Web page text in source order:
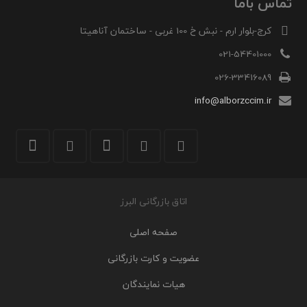
کرج-بلوار ارم - نبش خ 100 غربی - ساختمان آناهیتا
021-54401000
026-33416089
info@alborzccim.ir
اتاق بازرگانی البرز
صفحه اصلی
عضویت و کارت بازرگانی
هیات نمایندگان